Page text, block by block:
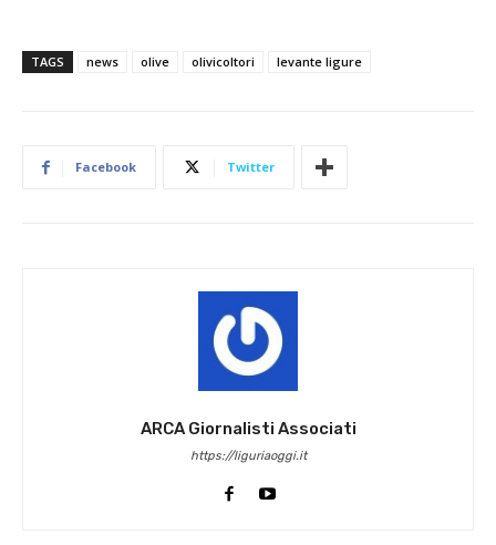
TAGS news olive olivicoltori levante ligure
Facebook Twitter
ARCA Giornalisti Associati
https://liguriaoggi.it